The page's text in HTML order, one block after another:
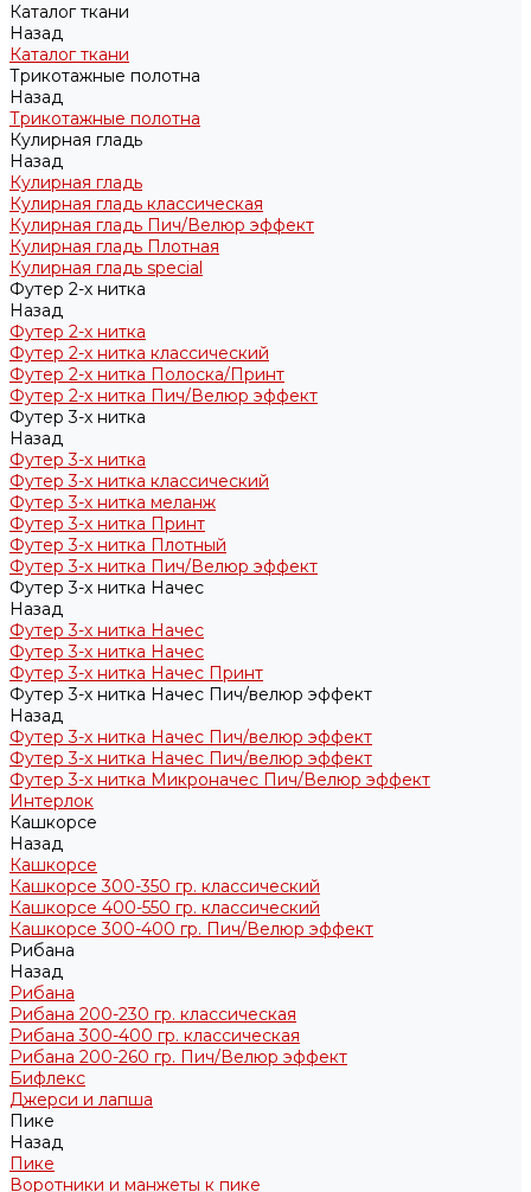
Каталог ткани
Назад
Каталог ткани
Трикотажные полотна
Назад
Трикотажные полотна
Кулирная гладь
Назад
Кулирная гладь
Кулирная гладь классическая
Кулирная гладь Пич/Велюр эффект
Кулирная гладь Плотная
Кулирная гладь special
Футер 2-х нитка
Назад
Футер 2-х нитка
Футер 2-х нитка классический
Футер 2-х нитка Полоска/Принт
Футер 2-х нитка Пич/Велюр эффект
Футер 3-х нитка
Назад
Футер 3-х нитка
Футер 3-х нитка классический
Футер 3-х нитка меланж
Футер 3-х нитка Принт
Футер 3-х нитка Плотный
Футер 3-х нитка Пич/Велюр эффект
Футер 3-х нитка Начес
Назад
Футер 3-х нитка Начес
Футер 3-х нитка Начес
Футер 3-х нитка Начес Принт
Футер 3-х нитка Начес Пич/велюр эффект
Назад
Футер 3-х нитка Начес Пич/велюр эффект
Футер 3-х нитка Начес Пич/велюр эффект
Футер 3-х нитка Микроначес Пич/Велюр эффект
Интерлок
Кашкорсе
Назад
Кашкорсе
Кашкорсе 300-350 гр. классический
Кашкорсе 400-550 гр. классический
Кашкорсе 300-400 гр. Пич/Велюр эффект
Рибана
Назад
Рибана
Рибана 200-230 гр. классическая
Рибана 300-400 гр. классическая
Рибана 200-260 гр. Пич/Велюр эффект
Бифлекс
Джерси и лапша
Пике
Назад
Пике
Воротники и манжеты к пике